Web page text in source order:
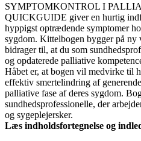
SYMPTOMKONTROL I
QUICKGUIDE giver en hurtig
hyppigst optrædende symptomer
sygdom. Kittelbogen bygger på
bidrager til, at du som
og opdaterede palliative
Håbet er, at bogen vil medvirke til
effektiv smertelindring af
palliative fase af deres sygdom.
sundhedsprofessionelle, der
og sygeplejersker.
Læs indholdsfortegnelse og